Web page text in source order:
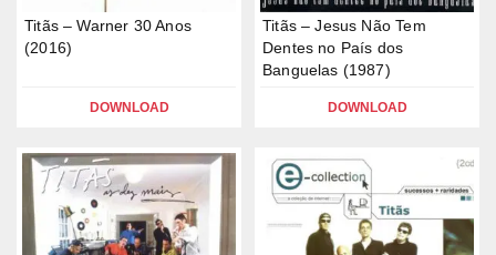
Titãs – Warner 30 Anos
(2016)
DOWNLOAD
Titãs – Jesus Não Tem
Dentes no País dos
Banguelas (1987)
DOWNLOAD